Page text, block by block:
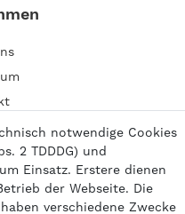
notwendige Cookies
2 TDDDG) und
Einsatz. Erstere dienen
der Webseite. Die
verschiedene Zwecke